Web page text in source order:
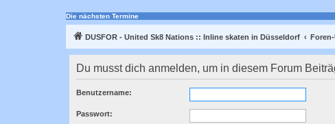
Die nächsten Termine
DUSFOR - United Sk8 Nations :: Inline skaten in Düsseldorf
Du musst dich anmelden, um in diesem Forum
Benutzername:
Passwort: